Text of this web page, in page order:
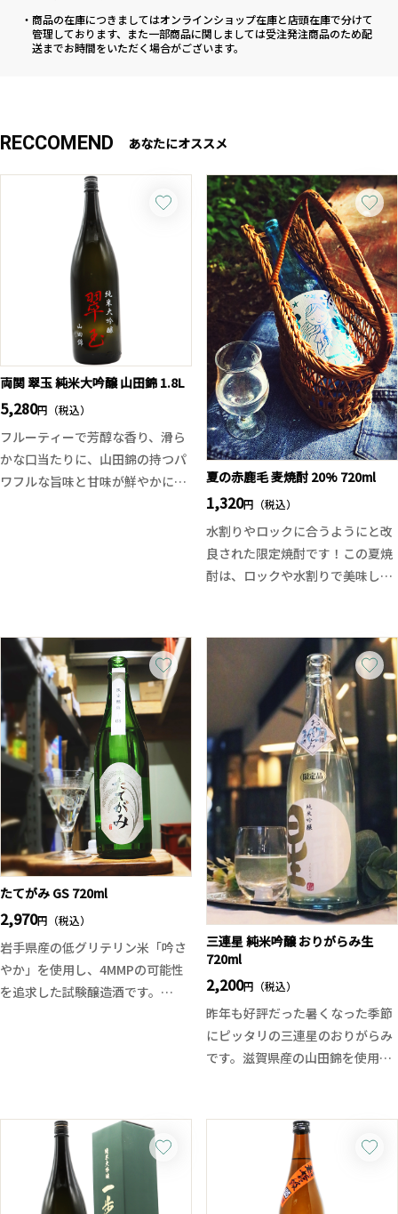
・商品の在庫につきましてはオンラインショップ在庫と店頭在庫で分けて
管理しております、また一部商品に関しましては受注発注商品のため配
送までお時間をいただく場合がございます。
RECCOMEND あなたにオススメ
両関 翠玉 純米大吟醸 山田錦 1.8L
5,280円（税込）
フルーティーで芳醇な香り、滑ら
かな口当たりに、山田錦の持つパ
ワフルな旨味と甘味が鮮やかに広
醸となります。
夏の赤鹿毛 麦焼酎 20% 720ml
1,320円（税込）
水割りやロックに合うようにと改
良された限定焼酎です！この夏焼
酎は、ロックや水割りで美味しく
更、造り込みを行った焼酎です。
新酒ならではのフレッシュさと荒
さを感じさせないまろやかな口当
たりに、余韻に程よい麦の香ばし
さを残すことに成功しました。
アルコールが20%の理由とは？
本場の宮崎では夏でもモチロン焼
酎を飲みます。しかし暑い日には
20度ほどにして飲むという嗜好に
あわせて、そのまま20度の状態で
瓶詰めされています。また新酵母
「平成宮崎酵母」が醸し出す独特
なコクと香りはキンと冷やしたス
トレートやロックにぴったりで
す！
たてがみ GS 720ml
2,970円（税込）
岩手県産の低グリテリン米「吟さ
やか」を使用し、4MMPの可能性
を追求した試験醸造酒です。
地よく、飲み疲れしないモダンな
純米酒です。
よく冷やしてお楽しみいただくこ
とで、吟さやかが持つ軽やかな個
三連星 純米吟醸 おりがらみ生
720ml
2,200円（税込）
昨年も好評だった暑くなった季節
にピッタリの三連星のおりがらみ
です。滋賀県産の山田錦を使用し
感、滓が絡むと程良いコクと米の
旨味が顔を覗かせます。飲み応え
がありつつも甘味と酸味のバラン
ス感が良く暑い夏の日にはお勧め